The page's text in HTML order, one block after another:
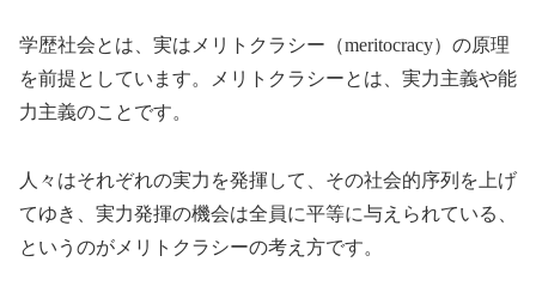
学歴社会とは、実はメリトクラシー（meritocracy）の原理
を前提としています。メリトクラシーとは、実力主義や能
力主義のことです。
人々はそれぞれの実力を発揮して、その社会的序列を上げ
てゆき、実力発揮の機会は全員に平等に与えられている、
というのがメリトクラシーの考え方です。